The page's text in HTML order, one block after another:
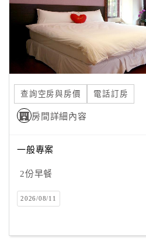
請
合
作
提
案
店
作
查詢空房與房價 電話訂房
房間詳細內容
一般專案
2份早餐
2026/08/11